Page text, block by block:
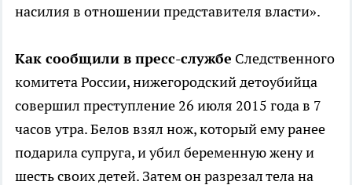
насилия в отношении представителя власти».
Как сообщили в пресс-службе Следственного
комитета России, нижегородский детоубийца
совершил преступление 26 июля 2015 года в 7
часов утра. Белов взял нож, который ему ранее
подарила супруга, и убил беременную жену и
шесть своих детей. Затем он разрезал тела на